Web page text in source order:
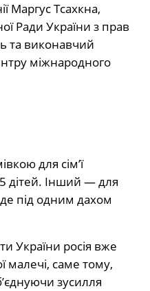
Маргус Тсахкна,
Ради України з прав
та виконавчий
міжнародного
для сім’ї
дітей. Інший — для
де під одним дахом
України росія вже
малечі, саме тому,
зусилля